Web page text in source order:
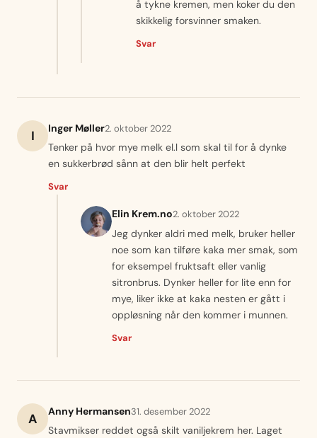
å tykne kremen, men koker du den
skikkelig forsvinner smaken.
Svar
I Inger Møller2. oktober 2022
Tenker på hvor mye melk el.l som skal til for å dynke
en sukkerbrød sånn at den blir helt perfekt
Svar
Elin Krem.no2. oktober 2022
Jeg dynker aldri med melk, bruker heller
noe som kan tilføre kaka mer smak, som
for eksempel fruktsaft eller vanlig
sitronbrus. Dynker heller for lite enn for
mye, liker ikke at kaka nesten er gått i
oppløsning når den kommer i munnen.
Svar
A Anny Hermansen31. desember 2022
Stavmikser reddet også skilt vaniljekrem her. Laget